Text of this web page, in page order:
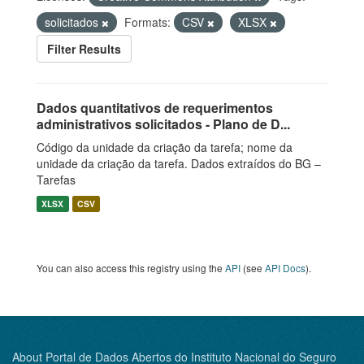
solicitados
Formats: CSV
XLSX
Filter Results
Dados quantitativos de requerimentos
administrativos solicitados - Plano de D...
Código da unidade da criação da tarefa; nome da
unidade da criação da tarefa. Dados extraídos do BG –
Tarefas
XLSX CSV
You can also access this registry using the API (see API Docs).
About Portal de Dados Abertos do Instituto Nacional do Seguro